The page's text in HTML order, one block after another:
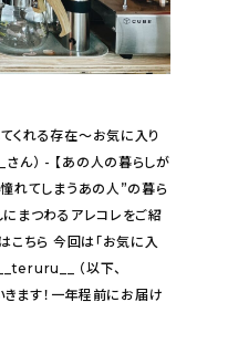
くれる存在〜お気に入り
ん） - 【あの人の暮らしが
れてしまうあの人”の暮ら
にまつわるアレコレをご紹
こちら 今回は「お気に入
（以下、
ます！一年程前にお届け